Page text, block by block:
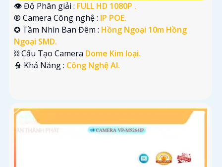
👁 Độ Phân giải : FULL HD 1080P .
®️ Camera Công nghệ : IP POE.
✪ Tầm Nhìn Ban Đêm : Hồng Ngoại 10m Hồng
Ngoại SMD.
⛓ Cấu Tạo Camera Dome Kim loại.
️👮 Khả Năng : Công Nghệ AI.